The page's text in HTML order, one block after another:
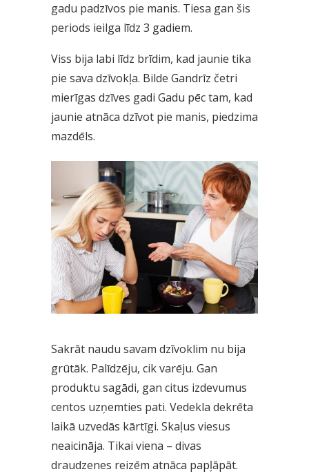
gadu padzīvos pie manis. Tiesa gan šis
periods ieilga līdz 3 gadiem.
Viss bija labi līdz brīdim, kad jaunie tika
pie sava dzīvokļa. Bilde Gandrīz četri
mierīgas dzīves gadi Gadu pēc tam, kad
jaunie atnāca dzīvot pie manis, piedzima
mazdēls.
Sakrāt naudu savam dzīvoklim nu bija
grūtāk. Palīdzēju, cik varēju. Gan
produktu sagādi, gan citus izdevumus
centos uzņemties pati. Vedekla dekrēta
laikā uzvedās kārtīgi. Skaļus viesus
neaicināja. Tikai viena – divas
draudzenes reizēm atnāca papļāpāt.